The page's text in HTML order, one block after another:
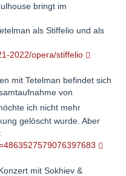
bringt im
als Stiffelio und als
2022/opera/stiffelio
mit Tetelman befindet sich
von
ich nicht mehr
gelöscht wurde. Aber
mit Sokhiev &